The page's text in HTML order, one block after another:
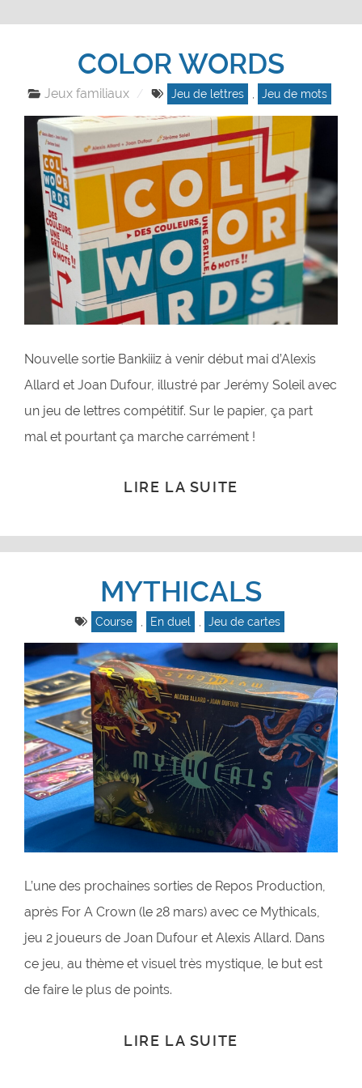
COLOR WORDS
Jeux familiaux Jeu de lettres , Jeu de mots
Nouvelle sortie Bankiiiz à venir début mai d’Alexis
Allard et Joan Dufour, illustré par Jerémy Soleil avec
un jeu de lettres compétitif. Sur le papier, ça part
mal et pourtant ça marche carrément !
LIRE LA SUITE
MYTHICALS
Course En duel Jeu de cartes
L’une des prochaines sorties de Repos Production,
après For A Crown (le 28 mars) avec ce Mythicals,
jeu 2 joueurs de Joan Dufour et Alexis Allard. Dans
ce jeu, au thème et visuel très mystique, le but est
de faire le plus de points.
LIRE LA SUITE